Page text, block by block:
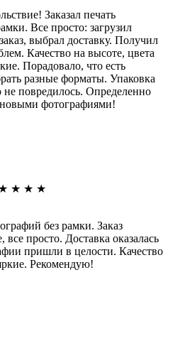
Заказал печать
Все просто: загрузил
выбрал доставку. Получил
Качество на высоте, цвета
Порадовало, что есть
разные форматы. Упаковка
не повредилось. Определенно
новыми фотографиями!
★ ★ ★
без рамки. Заказ
все просто. Доставка оказалась
пришли в целости. Качество
Рекомендую!